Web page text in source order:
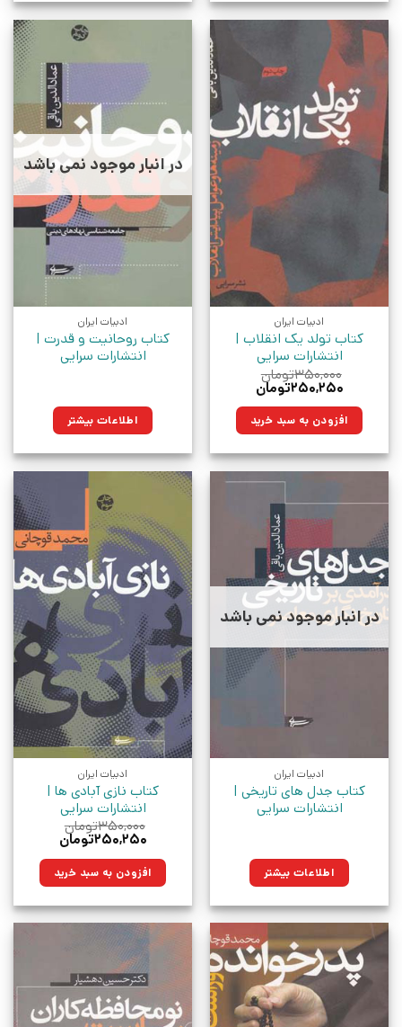
ادبیات ایران
کتاب تولد یک انقلاب |
انتشارات سرایی
۳۵۰,۰۰۰تومان
قیمت
۳۵۰,۰۰۰تومان
بود.
۲۵۰,۲۵۰تومان
۲۵۰,۲۵۰تومان.افزودن به سبد خرید
در انبار موجود نمی باشد
ادبیات ایران
کتاب روحانیت و قدرت |
انتشارات سرایی
اطلاعات بیشتر
در انبار موجود نمی باشد
ادبیات ایران
کتاب جدل های تاریخی |
انتشارات سرایی
اطلاعات بیشتر
ادبیات ایران
کتاب نازی آبادی ها |
انتشارات سرایی
۳۵۰,۰۰۰تومان
قیمت
۳۵۰,۰۰۰تومان
بود.
۲۵۰,۲۵۰تومان
۲۵۰,۲۵۰تومان.افزودن به سبد خرید